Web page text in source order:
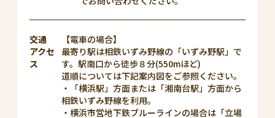
交通
アクセ
ス
【電車の場合】
最寄り駅は相鉄いずみ野線の「いずみ野駅」で
す。駅南口から徒歩８分(550mほど)
道順については下記案内図をご参照ください。
・「横浜駅」方面または「湘南台駅」方面から
相鉄いずみ野線を利用。
・横浜市営地下鉄ブルーラインの場合は「立場